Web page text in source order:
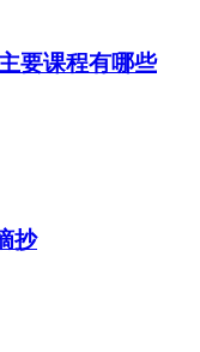
要课程有哪些
抄